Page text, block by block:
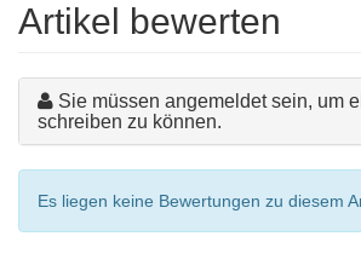
Artikel bewerten
Sie müssen angemeldet sein, um
schreiben zu können.
Es liegen keine Bewertungen zu diesem